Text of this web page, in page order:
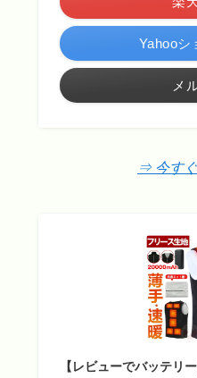
Yahooシ
メ
⇒ 今す
【レビューでバッテリ